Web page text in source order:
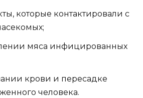
которые контактировали с
мяса инфицированных
крови и пересадке
человека.